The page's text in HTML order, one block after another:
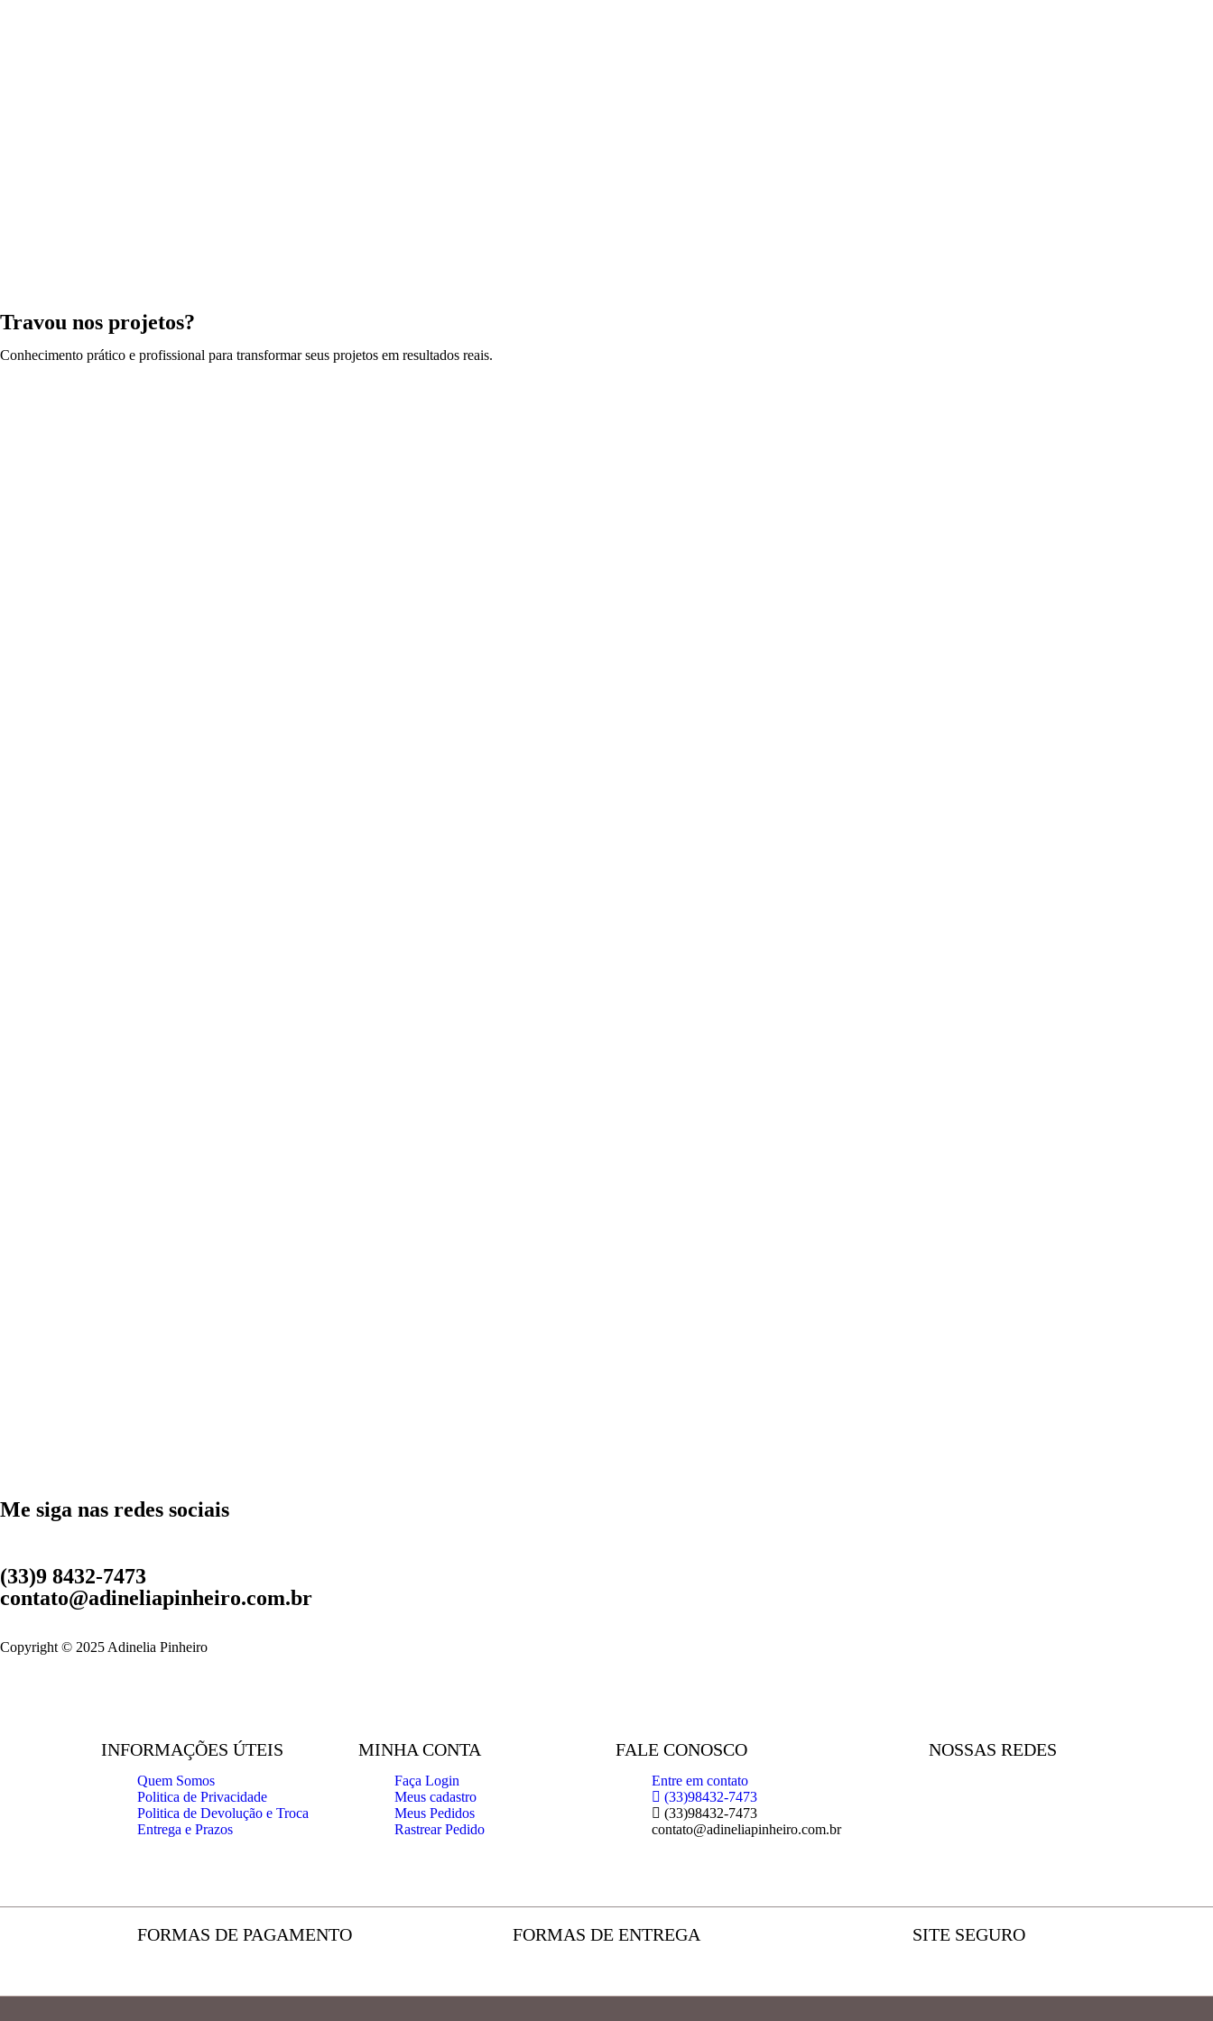
Travou nos projetos?
Conhecimento prático e profissional para transformar seus projetos em resultados reais.
Me siga nas redes sociais
(33)9 8432-7473
contato@adineliapinheiro.com.br
Copyright © 2025 Adinelia Pinheiro
INFORMAÇÕES ÚTEIS
Quem Somos
Politica de Privacidade
Politica de Devolução e Troca
Entrega e Prazos
MINHA CONTA
Faça Login
Meus cadastro
Meus Pedidos
Rastrear Pedido
FALE CONOSCO
Entre em contato
(33)98432-7473
(33)98432-7473
contato@adineliapinheiro.com.br
NOSSAS REDES
FORMAS DE PAGAMENTO FORMAS DE ENTREGA SITE SEGURO